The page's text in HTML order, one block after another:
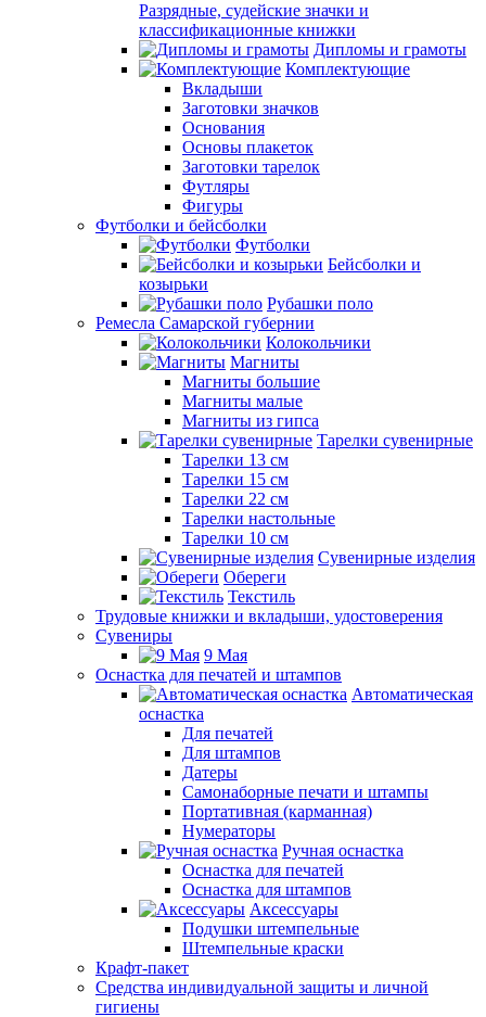
Разрядные, судейские значки и
классификационные книжки
Дипломы и грамоты
Комплектующие
Вкладыши
Заготовки значков
Основания
Основы плакеток
Заготовки тарелок
Футляры
Фигуры
Футболки и бейсболки
Футболки
Бейсболки и
козырьки
Рубашки поло
Ремесла Самарской губернии
Колокольчики
Магниты
Магниты большие
Магниты малые
Магниты из гипса
Тарелки сувенирные
Тарелки 13 см
Тарелки 15 см
Тарелки 22 см
Тарелки настольные
Тарелки 10 см
Сувенирные изделия
Обереги
Текстиль
Трудовые книжки и вкладыши, удостоверения
Сувениры
9 Мая
Оснастка для печатей и штампов
Автоматическая
оснастка
Для печатей
Для штампов
Датеры
Самонаборные печати и штампы
Портативная (карманная)
Нумераторы
Ручная оснастка
Оснастка для печатей
Оснастка для штампов
Аксессуары
Подушки штемпельные
Штемпельные краски
Крафт-пакет
Средства индивидуальной защиты и личной
гигиены